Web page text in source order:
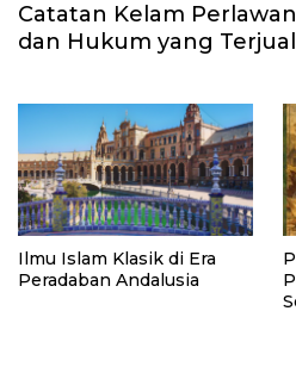
Catatan Kelam
dan Hukum yang
Ilmu Islam Klasik di Era
Peradaban Andalusia